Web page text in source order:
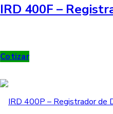
IRD 400F –
Cotizar